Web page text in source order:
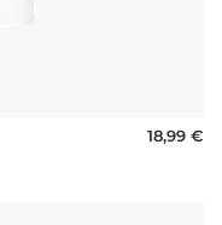
18,99 €